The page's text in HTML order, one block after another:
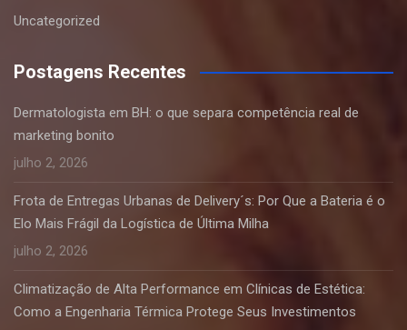
Uncategorized
Postagens Recentes
Dermatologista em BH: o que separa competência real de
marketing bonito
julho 2, 2026
Frota de Entregas Urbanas de Delivery´s: Por Que a Bateria é o
Elo Mais Frágil da Logística de Última Milha
julho 2, 2026
Climatização de Alta Performance em Clínicas de Estética:
Como a Engenharia Térmica Protege Seus Investimentos